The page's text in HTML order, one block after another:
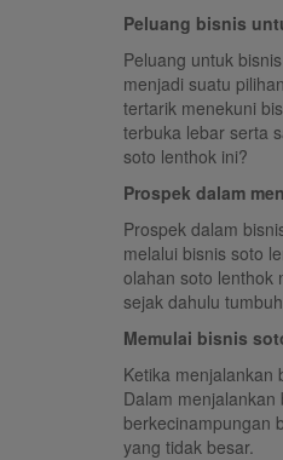
Peluang bisnis
Peluang untuk
menjadi suatu
tertarik menekuni
terbuka lebar serta
soto lenthok ini?
Prospek dalam
Prospek dalam
melalui bisnis soto
olahan soto lenthok
sejak dahulu
Memulai bisnis
Ketika menjalankan
Dalam
berkecinampungan
yang tidak besar.